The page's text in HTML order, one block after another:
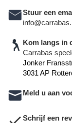
Stuur een
Kom langs in
Carrabas
Jonker
3031 AP
Meld u aan
Schrijf een